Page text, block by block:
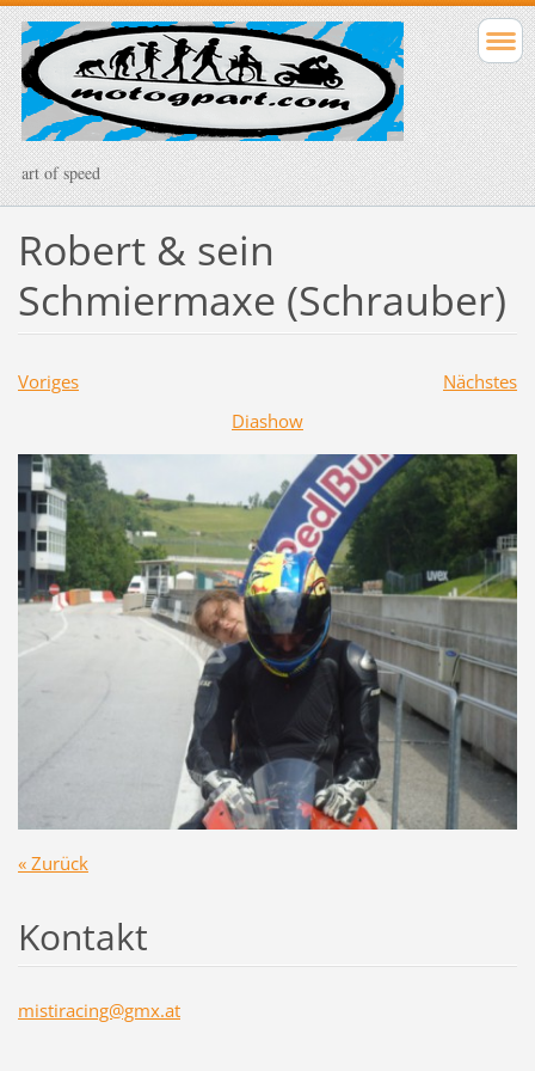
art of speed
Robert & sein
Schmiermaxe (Schrauber)
Voriges
Nächstes
Diashow
« Zurück
Kontakt
mistiracing@gmx.at